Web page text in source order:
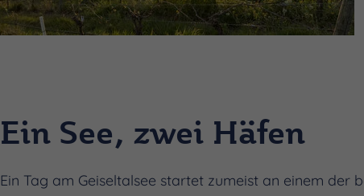
Ein See, zwei Häfen
Ein Tag am Geiseltalsee startet zumeist an einem